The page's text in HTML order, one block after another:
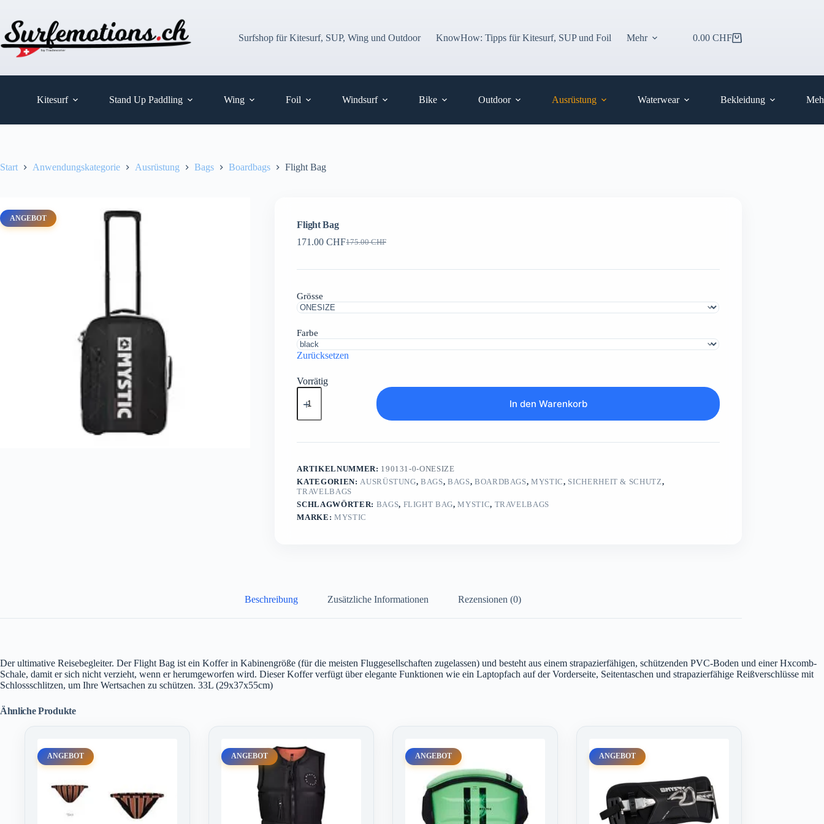
springen
Surfshop für Kitesurf, SUP, Wing und Outdoor
KnowHow: Tipps für Kitesurf, SUP und Foil Mehr Warenkorb
0.00 CHF
Kitesurf Stand Up Paddling Wing Foil Windsurf Bike Outdoor Ausrüstung Waterwear Bekleidung
Start Anwendungskategorie Ausrüstung Bags Boardbags Flight Bag
ANGEBOT
Flight Bag
175.00CHF
Ursprünglicher
war:
171.00CHFAktueller
ist:
Grösse
Farbe
Zurücksetzen
Vorrätig
Flight
Bag
In den Warenkorb
ARTIKELNUMMER: 190131-0-ONESIZE
KATEGORIEN:AUSRÜSTUNG,BAGS,BAGS, BOARDBAGS,MYSTIC, SICHERHEIT & SCHUTZ,
TRAVELBAGS
SCHLAGWÖRTER: BAGS, FLIGHT BAG,MYSTIC, TRAVELBAGS
MARKE:MYSTIC
Beschreibung Zusätzliche Informationen Rezensionen (0)
Der ultimative Reisebegleiter. Der Flight Bag ist ein Koffer in Kabinengröße (für die meisten Fluggesellschaften zugelassen) und besteht aus einem strapazierfähigen, schützenden PVC-Boden und einer Hxcomb-
Schale, damit er sich nicht verzieht, wenn er herumgeworfen wird. Dieser Koffer verfügt über elegante Funktionen wie ein Laptopfach auf der Vorderseite, Seitentaschen und strapazierfähige Reißverschlüsse mit
Schlossschlitzen, um Ihre Wertsachen zu schützen. 33L (29x37x55cm)
Ähnliche Produkte
ANGEBOT ANGEBOT ANGEBOT ANGEBOT